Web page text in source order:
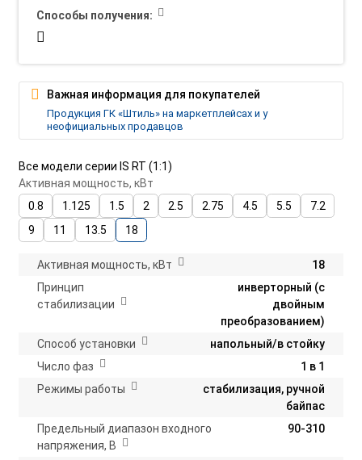
Все модели серии IS RT (1:1)
Активная мощность, кВт
0.8
1.125 1.5 2 2.5 2.75 4.5 5.5
7.2
9
11 13.5 18
Активная мощность, кВт
18
Принцип
стабилизации
инверторный (с
двойным
преобразованием)
Способ установки
напольный/в стойку
Число фаз
1 в 1
Режимы работы
стабилизация, ручной
байпас
Предельный диапазон входного
напряжения, В
90-310
Способы получения:
Важная информация для покупателей
Продукция ГК «Штиль» на маркетплейсах и у
неофициальных продавцов